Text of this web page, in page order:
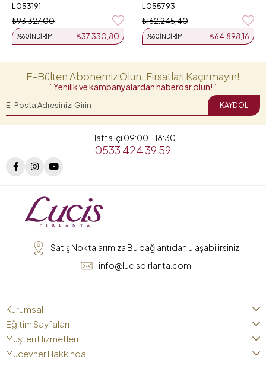
L053191
₺37.330,80
%60İNDIRIM
₺93.327,00
L055793
₺64.898,16
%60İNDIRIM
₺162.245,40
E-Bülten Abonemiz Olun, Fırsatları Kaçırmayın!
“Yenilik ve kampanyalardan haberdar olun!”
KAYDOL
Hafta içi 09:00 - 18:30
0533 424 39 59
Satış Noktalarımıza Bu bağlantıdan ulaşabilirsiniz
info@lucispirlanta.com
Kurumsal
Eğitim Sayfaları
Müşteri Hizmetleri
Mücevher Hakkında